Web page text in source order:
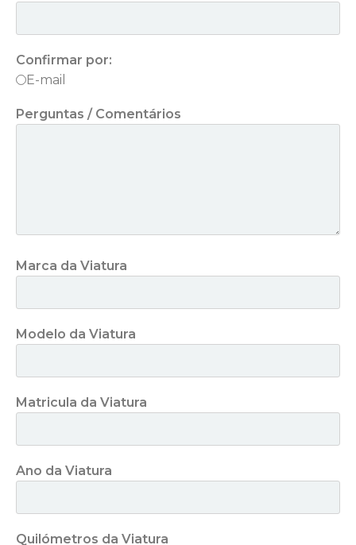
Confirmar por:
E-mail
Perguntas / Comentários
Marca da Viatura
Modelo da Viatura
Matricula da Viatura
Ano da Viatura
Quilómetros da Viatura